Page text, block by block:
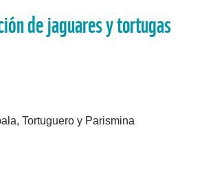
de jaguares y tortugas
Tortuguero y Parismina​